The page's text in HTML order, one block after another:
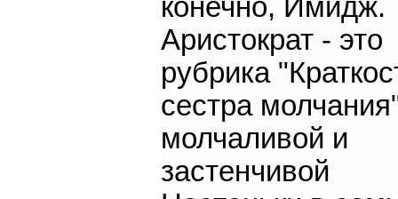
конечно, Имидж.
Аристократ - это
рубрика
сестра
молчаливой и
застенчивой